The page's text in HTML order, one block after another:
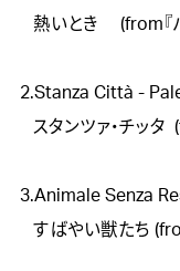
2.Stanza Città -
3.Animale Senza